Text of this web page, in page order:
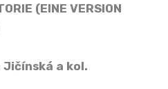
(EINE VERSION
a kol.